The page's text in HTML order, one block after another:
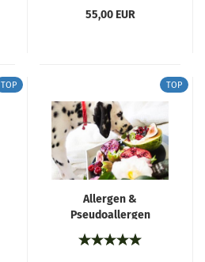
55,00 EUR
TOP TOP
Allergen &
Pseudoallergen
Analyse...